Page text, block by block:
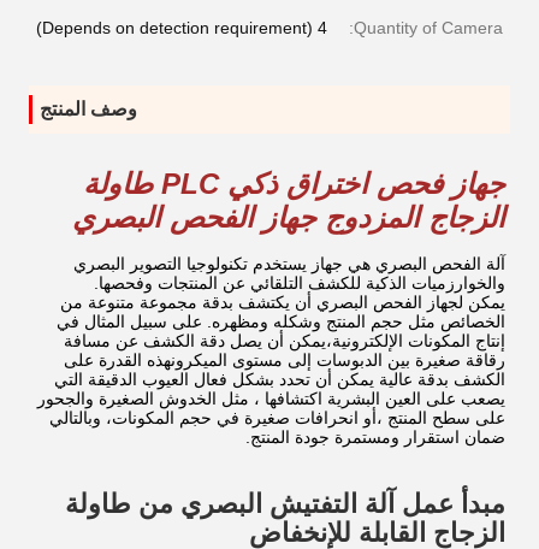
Quantity of Camera:
4 (Depends on detection requirement)
وصف المنتج
جهاز فحص اختراق ذكي PLC طاولة
الزجاج المزدوج جهاز الفحص البصري
آلة الفحص البصري هي جهاز يستخدم تكنولوجيا التصوير البصري
والخوارزميات الذكية للكشف التلقائي عن المنتجات وفحصها.
يمكن لجهاز الفحص البصري أن يكتشف بدقة مجموعة متنوعة من
الخصائص مثل حجم المنتج وشكله ومظهره. على سبيل المثال في
إنتاج المكونات الإلكترونية،يمكن أن يصل دقة الكشف عن مسافة
رقاقة صغيرة بين الدبوسات إلى مستوى الميكرونهذه القدرة على
الكشف بدقة عالية يمكن أن تحدد بشكل فعال العيوب الدقيقة التي
يصعب على العين البشرية اكتشافها ، مثل الخدوش الصغيرة والجحور
على سطح المنتج ،أو انحرافات صغيرة في حجم المكونات، وبالتالي
ضمان استقرار ومستمرة جودة المنتج.
مبدأ عمل آلة التفتيش البصري من طاولة
الزجاج القابلة للإنخفاض